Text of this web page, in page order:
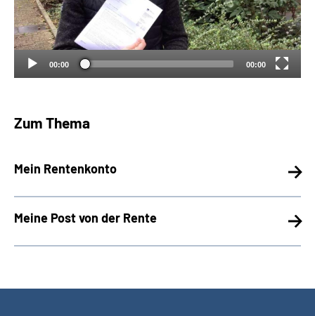
Leichte Sprache
Mein Kundenportal
00:00 00:00
Zum Thema
Mein Rentenkonto
Meine Post von der Rente